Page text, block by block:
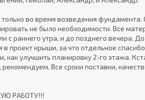
во время возведения фундамента.
не было необходимости. Все
с раннего утра, и до позднего вечера.
проект крыши, за что отдельное
как улучшить планировку 2-го этажа.
Все сроки поставки,
РАБОТУ!!!